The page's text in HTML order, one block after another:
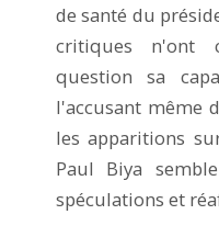
de santé du
critiques n'ont
question sa
l'accusant même
les apparitions
Paul Biya
spéculations et